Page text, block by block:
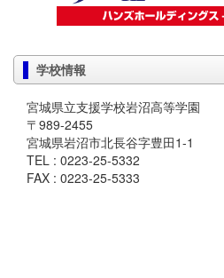
学校情報
宮城県立支援学校岩沼高等学園
〒989-2455
宮城県岩沼市北長谷字豊田1-1
TEL : 0223-25-5332
FAX : 0223-25-5333